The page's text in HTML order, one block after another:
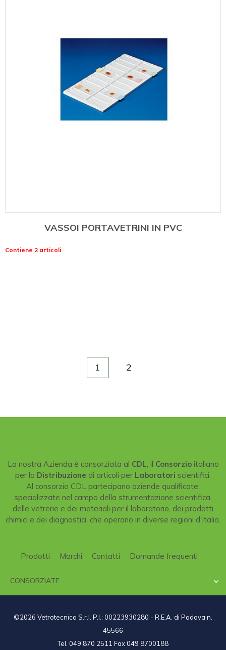
VASSOI PORTAVETRINI IN PVC
Contiene 2 articoli
1 2
La nostra Azienda è consorziata al CDL, il Consorzioitaliano
per la Distribuzione di articoli per Laboratori scientifici.
Al consorzio CDL partecipano aziende qualificate,
specializzate nel campo della strumentazione scientifica,
delle vetrerie e dei materiali per il laboratorio, dei prodotti
chimici e dei diagnostici, che operano in diverse regioni d'Italia.
Prodotti Marchi Contatti Domande frequenti
CONSORZIATE 
©2026 Vetrotecnica S.r.l. P.I.: 00223930280 - R.E.A. di Padova n.
45566
Tel. 049 870 2511 Fax 049 8700188